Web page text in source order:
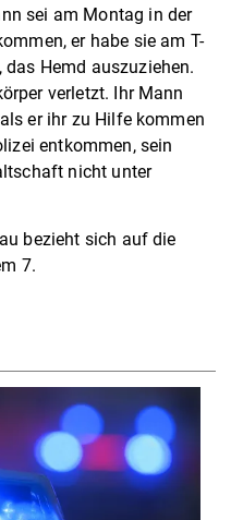
sei am Montag in der
er habe sie am T-
Hemd auszuziehen.
verletzt. Ihr Mann
er ihr zu Hilfe kommen
entkommen, sein
nicht unter
bezieht sich auf die
7.